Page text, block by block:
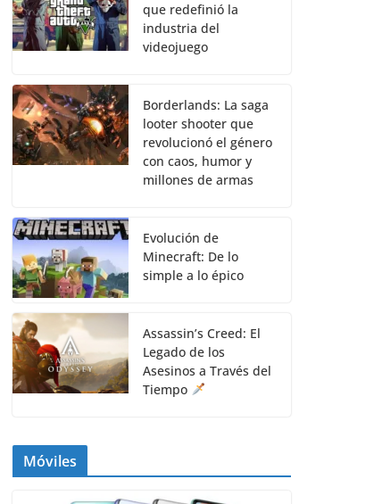
que redefinió la
industria del
videojuego
Borderlands: La saga
looter shooter que
revolucionó el género
con caos, humor y
millones de armas
Evolución de
Minecraft: De lo
simple a lo épico
Assassin’s Creed: El
Legado de los
Asesinos a Través del
Tiempo
Móviles